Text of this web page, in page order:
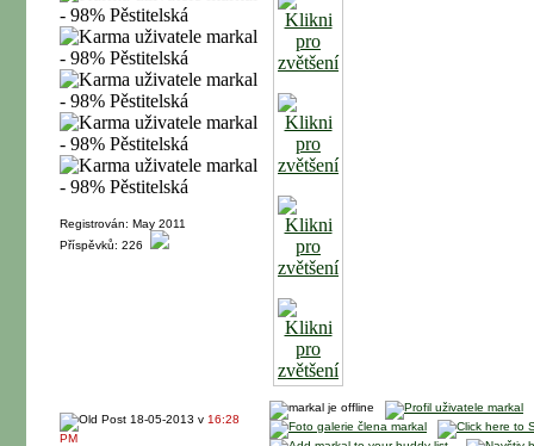
Registrován: May 2011
Příspěvků: 226
18-05-2013 v 16:28
PM